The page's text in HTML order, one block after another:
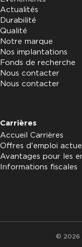
Actualités
Durabilité
Qualité
Notre marque
Nos implantations
Fonds de recherche
Nous contacter
Nous contacter
Carrières
Accueil Carrières
Offres d'emploi
Avantages pour les
Informations fiscales
© 2026